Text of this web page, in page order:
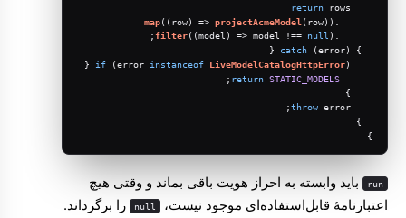
return rows
map( ( row) => projectAcmeModel (row))
filter( (model ) => model !== null );
catch (error) {
if (error instanceof LiveModelCatalogHttpError) {
return STATIC_MODELS
;
throw error;
}
run باید وابسته به احراز هویت باقی بماند و وقتی هیچ
اعتبارنامهٔ قابل‌استفاده‌ای موجود نیست،
null را برگرداند.